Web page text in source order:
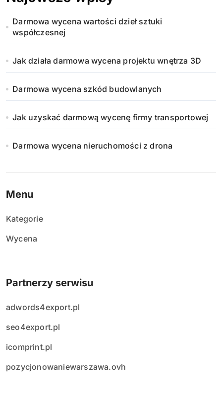
Darmowa wycena wartości dzieł sztuki
współczesnej
Jak działa darmowa wycena projektu wnętrza 3D
Darmowa wycena szkód budowlanych
Jak uzyskać darmową wycenę firmy transportowej
Darmowa wycena nieruchomości z drona
Menu
Kategorie
Wycena
Partnerzy serwisu
adwords4export.pl
seo4export.pl
icomprint.pl
pozycjonowaniewarszawa.ovh